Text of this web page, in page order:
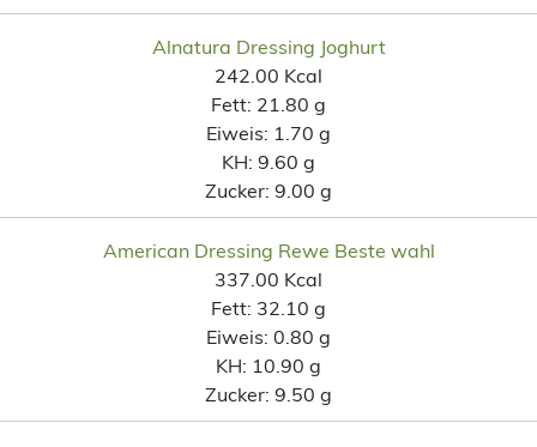
Alnatura Dressing Joghurt
242.00 Kcal
Fett: 21.80 g
Eiweis: 1.70 g
KH: 9.60 g
Zucker: 9.00 g
American Dressing Rewe Beste wahl
337.00 Kcal
Fett: 32.10 g
Eiweis: 0.80 g
KH: 10.90 g
Zucker: 9.50 g